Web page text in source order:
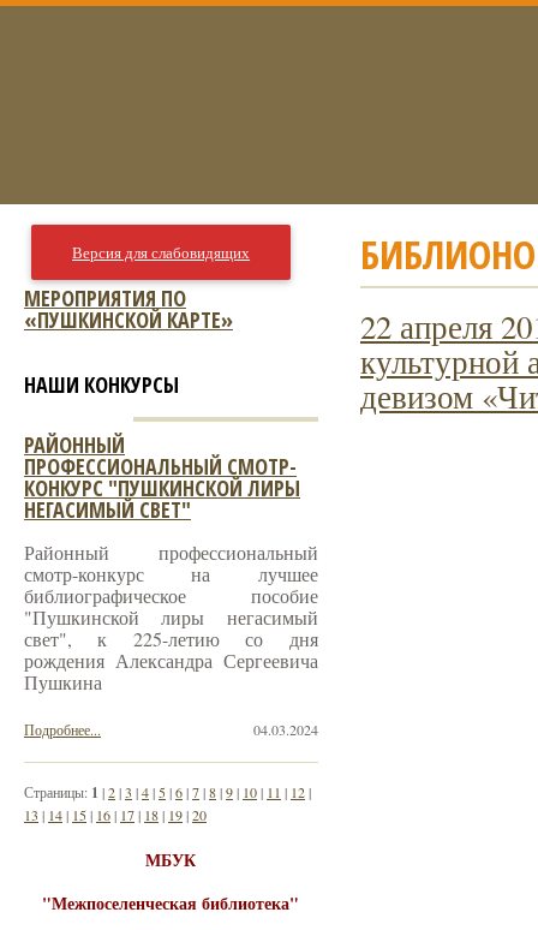
22 апреля
культурной
девизом
Версия для слабовидящих
МЕРОПРИЯТИЯ ПО
«ПУШКИНСКОЙ КАРТЕ»
НАШИ КОНКУРСЫ
РАЙОННЫЙ
ПРОФЕССИОНАЛЬНЫЙ СМОТР-
КОНКУРС "ПУШКИНСКОЙ ЛИРЫ
НЕГАСИМЫЙ СВЕТ"
Районный профессиональный
смотр-конкурс на лучшее
библиографическое пособие
"Пушкинской лиры негасимый
свет", к 225-летию со дня
рождения Александра Сергеевича
Пушкина
04.03.2024
Подробнее...
Страницы: 1 |2|3 |4| 5|6|7|8|9| 10| 11 | 12|
13 | 14| 15| 16| 17| 18| 19|20
МБУК
"Межпоселенческая библиотека"